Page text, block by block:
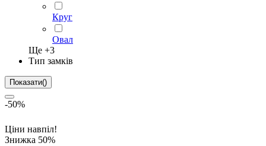
Круг
Овал
Ще +3
Тип замків
Показати()
-50%
Ціни навпіл!
Знижка 50%